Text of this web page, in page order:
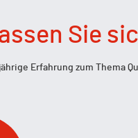
Sie
Erfahrung zum Thema